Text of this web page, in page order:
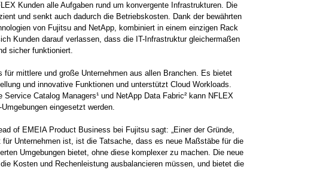
Kunden alle Aufgaben rund um konvergente Infrastrukturen. Die
und senkt auch dadurch die Betriebskosten. Dank der bewährten
von Fujitsu and NetApp, kombiniert in einem einzigen Rack
Kunden darauf verlassen, dass die IT-Infrastruktur gleichermaßen
sicher funktioniert.
für mittlere und große Unternehmen aus allen Branchen. Es bietet
und innovative Funktionen und unterstützt Cloud Workloads.
Catalog Managers¹ und NetApp Data Fabric² kann NFLEX
eingesetzt werden.
of EMEIA Product Business bei Fujitsu sagt: „Einer der Gründe,
Unternehmen ist, ist die Tatsache, dass es neue Maßstäbe für die
Umgebungen bietet, ohne diese komplexer zu machen. Die neue
Kosten und Rechenleistung ausbalancieren müssen, und bietet die